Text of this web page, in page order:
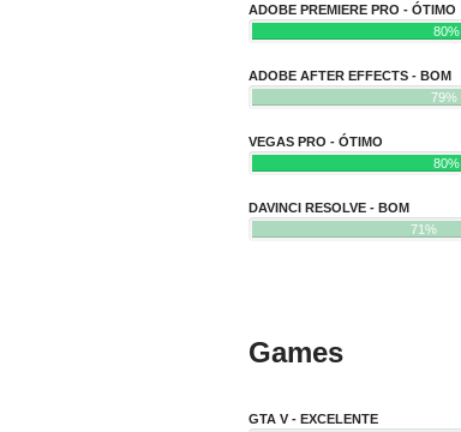
ADOBE PREMIERE PRO - ÓTIMO
80%
ADOBE AFTER EFFECTS - BOM
79%
VEGAS PRO - ÓTIMO
80%
DAVINCI RESOLVE - BOM
71%
Games
GTA V - EXCELENTE